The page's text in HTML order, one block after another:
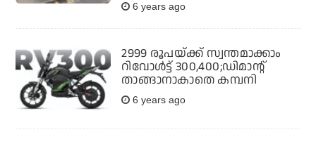
6 years ago
2999 രൂപയ്ക്ക് സ്വന്തമാക്കാം
റിവോള്‍ട്ട് 300,400;ഡിമാന്റ്
താങ്ങാനാകാതെ കമ്പനി
6 years ago